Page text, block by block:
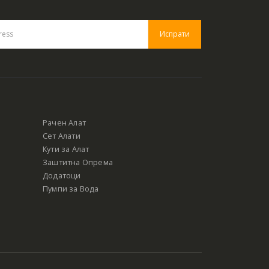
Рачен Алат
Сет Алати
Кути за Алат
Заштитна Опрема
Додатоци
Пумпи за Вода